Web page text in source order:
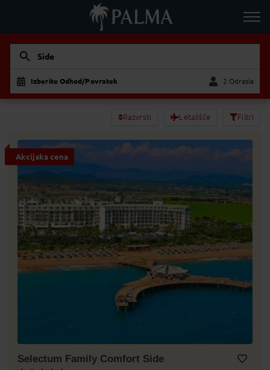
Side
Izberite Odhod/Povratek 2 Odrasla
Razvrsti Letališče Filtri
Akcijska cena
Selectum Family Comfort Side